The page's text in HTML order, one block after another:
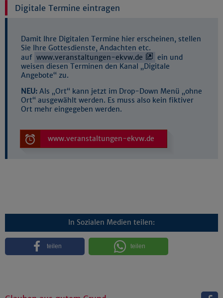
Digitale Termine eintragen
Damit Ihre Digitalen Termine hier erscheinen, stellen
Sie Ihre Gottesdienste, Andachten etc.
auf www.veranstaltungen-ekvw.de
ein und
weisen diesen Terminen den Kanal „Digitale
Angebote“ zu.
NEU: Als „Ort“ kann jetzt im Drop-Down Menü „ohne
Ort“ ausgewählt werden. Es muss also kein fiktiver
Ort mehr eingegeben werden.
www.veranstaltungen-ekvw.de
In Sozialen Medien teilen:
teilen teilen